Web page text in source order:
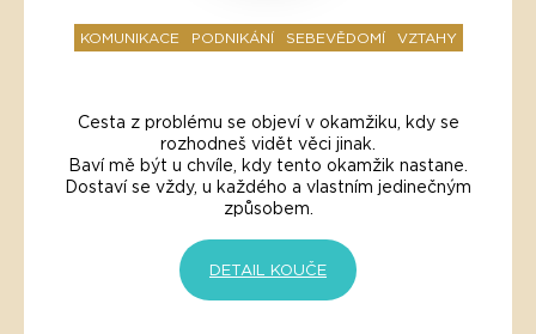
KOMUNIKACE PODNIKÁNÍ SEBEVĚDOMÍ VZTAHY
Cesta z problému se objeví v okamžiku, kdy se
rozhodneš vidět věci jinak.
Baví mě být u chvíle, kdy tento okamžik nastane.
Dostaví se vždy, u každého a vlastním jedinečným
způsobem.
DETAIL KOUČE